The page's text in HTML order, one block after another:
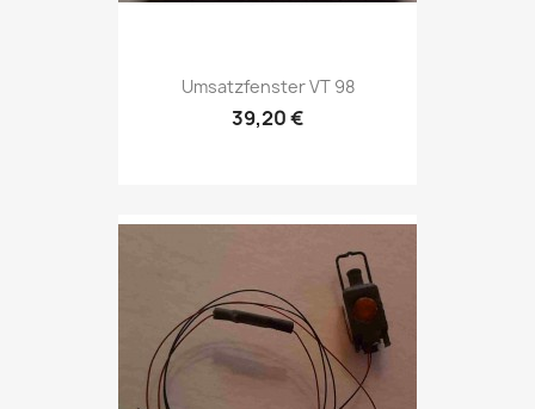
Umsatzfenster VT 98
39,20 €